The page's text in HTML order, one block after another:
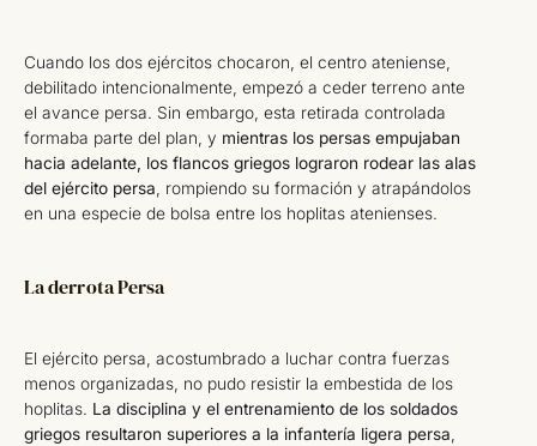
Cuando los dos ejércitos chocaron, el centro ateniense,
debilitado intencionalmente, empezó a ceder terreno ante
el avance persa. Sin embargo, esta retirada controlada
formaba parte del plan, y mientras los persas empujaban
hacia adelante, los flancos griegos lograron rodear las alas
del ejército persa , rompiendo su formación y atrapándolos
en una especie de bolsa entre los hoplitas atenienses.
La derrota Persa
El ejército persa, acostumbrado a luchar contra fuerzas
menos organizadas, no pudo resistir la embestida de los
hoplitas. La disciplina y el entrenamiento de los soldados
griegos resultaron superiores a la infantería ligera persa